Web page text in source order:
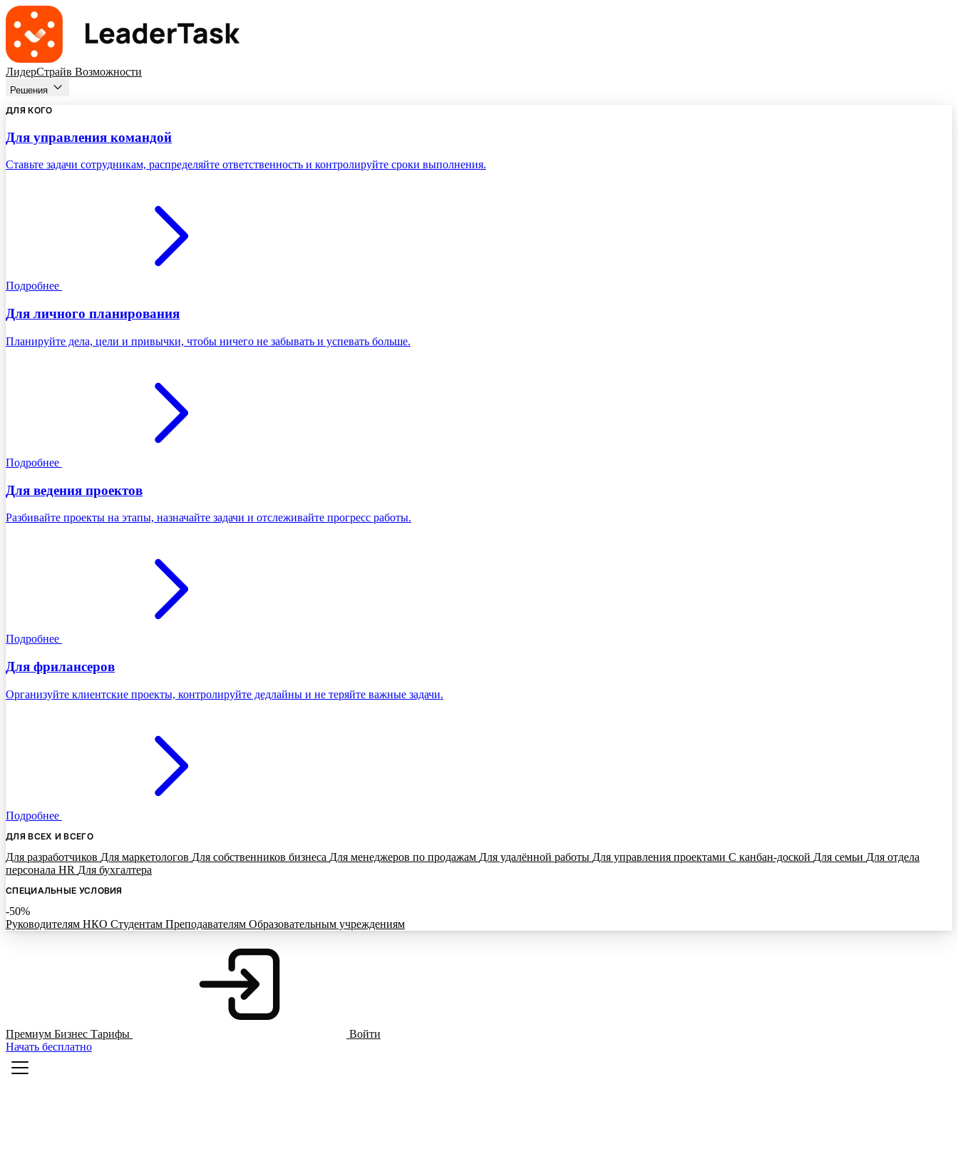
ЛидерСтрайв Возможности
Решения
ДЛЯ КОГО
Для управления командой
Ставьте задачи сотрудникам, распределяйте ответственность и контролируйте сроки выполнения.
Подробнее
Для личного планирования
Планируйте дела, цели и привычки, чтобы ничего не забывать и успевать больше.
Подробнее
Для ведения проектов
Разбивайте проекты на этапы, назначайте задачи и отслеживайте прогресс работы.
Подробнее
Для фрилансеров
Организуйте клиентские проекты, контролируйте дедлайны и не теряйте важные задачи.
Подробнее
ДЛЯ ВСЕХ И ВСЕГО
Для разработчиков Для маркетологов Для собственников бизнеса Для менеджеров по продажам Для удалённой работы Для управления проектами С канбан-доской Для семьи Для отдела
персонала HR Для бухгалтера
СПЕЦИАЛЬНЫЕ УСЛОВИЯ
-50%
Руководителям НКО Студентам Преподавателям Образовательным учреждениям
Премиум Бизнес Тарифы
Войти
Начать бесплатно